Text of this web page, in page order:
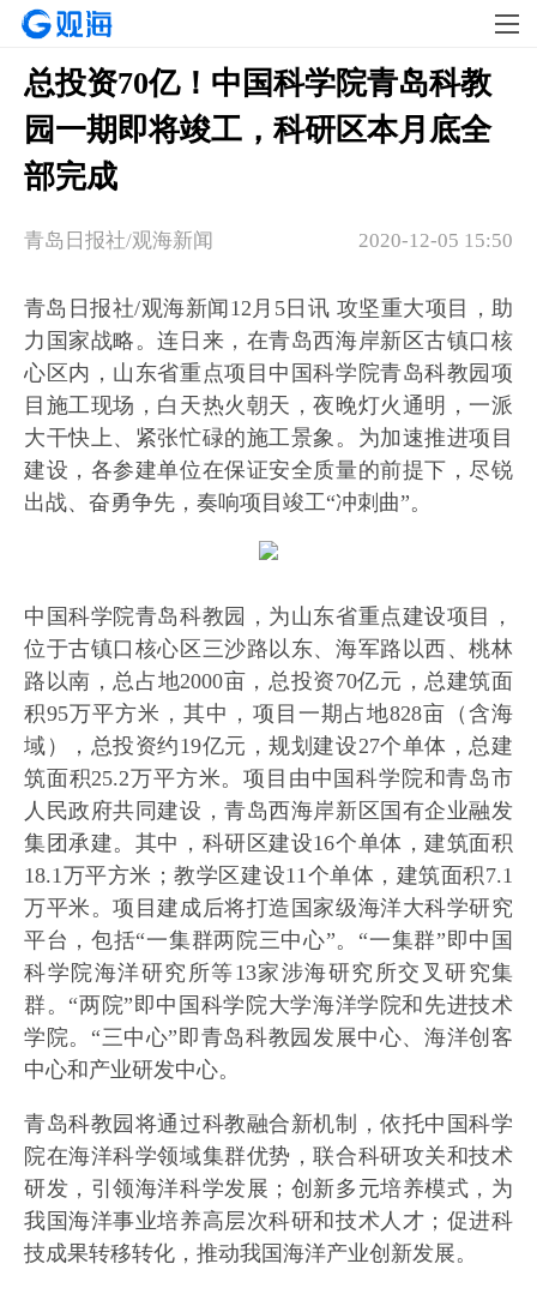
总投资70亿！中国科学院青岛科教
园一期即将竣工，科研区本月底全
部完成
2020-12-05 15:50
青岛日报社/观海新闻
青岛日报社/观海新闻12月5日讯 攻坚重大项目，助
力国家战略。连日来，在青岛西海岸新区古镇口核
心区内，山东省重点项目中国科学院青岛科教园项
目施工现场，白天热火朝天，夜晚灯火通明，一派
大干快上、紧张忙碌的施工景象。为加速推进项目
建设，各参建单位在保证安全质量的前提下，尽锐
出战、奋勇争先，奏响项目竣工“冲刺曲”。
中国科学院青岛科教园，为山东省重点建设项目，
位于古镇口核心区三沙路以东、海军路以西、桃林
路以南，总占地2000亩，总投资70亿元，总建筑面
积95万平方米，其中，项目一期占地828亩（含海
域），总投资约19亿元，规划建设27个单体，总建
筑面积25.2万平方米。项目由中国科学院和青岛市
人民政府共同建设，青岛西海岸新区国有企业融发
集团承建。其中，科研区建设16个单体，建筑面积
18.1万平方米；教学区建设11个单体，建筑面积7.1
万平米。项目建成后将打造国家级海洋大科学研究
平台，包括“一集群两院三中心”。“一集群”即中国
科学院海洋研究所等13家涉海研究所交叉研究集
群。“两院”即中国科学院大学海洋学院和先进技术
学院。“三中心”即青岛科教园发展中心、海洋创客
中心和产业研发中心。
青岛科教园将通过科教融合新机制，依托中国科学
院在海洋科学领域集群优势，联合科研攻关和技术
研发，引领海洋科学发展；创新多元培养模式，为
我国海洋事业培养高层次科研和技术人才；促进科
技成果转移转化，推动我国海洋产业创新发展。